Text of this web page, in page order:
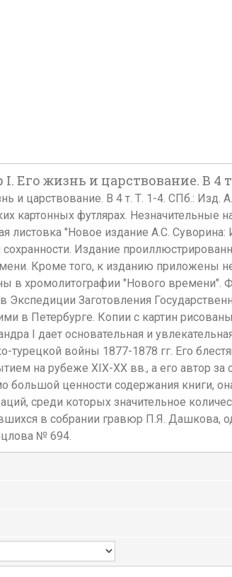
жизнь и царствование. В 4 т.
и царствование. В 4 т. Т. 1-4. СПб.: Изд.
картонных футлярах.
"Новое издание А.С.
Издание
Кроме того, к изданию приложены
в хромолитографии "Нового времени".
Заготовления
в Петербурге. Копии с картин
I дает основательная и
турецкой войны 1877-1878 гг. Его
на рубеже XIX-XX вв., а его автор
ценности содержания книги,
среди которых значительное
в собрании гравюр П.Я. Дашкова,
№ 694.